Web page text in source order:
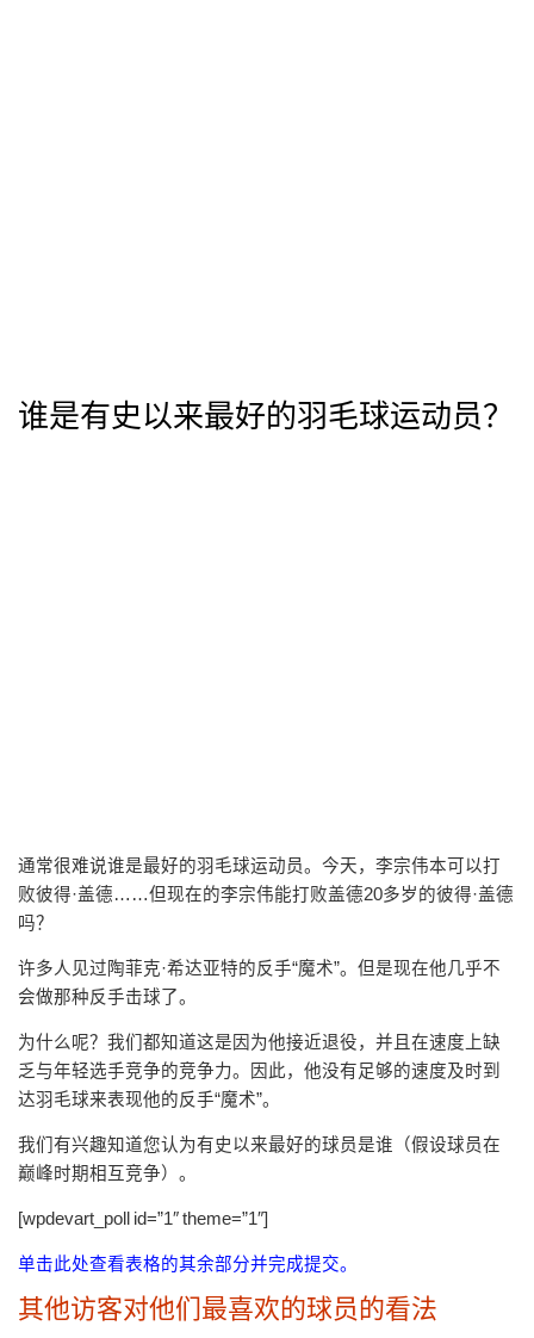
谁是有史以来最好的羽毛球运动员？
通常很难说谁是最好的羽毛球运动员。今天，李宗伟本可以打
败彼得·盖德……但现在的李宗伟能打败盖德20多岁的彼得·盖德
吗？
许多人见过陶菲克·希达亚特的反手“魔术”。但是现在他几乎不
会做那种反手击球了。
为什么呢？我们都知道这是因为他接近退役，并且在速度上缺
乏与年轻选手竞争的竞争力。因此，他没有足够的速度及时到
达羽毛球来表现他的反手“魔术”。
我们有兴趣知道您认为有史以来最好的球员是谁（假设球员在
巅峰时期相互竞争）。
[wpdevart_poll id=”1″ theme=”1″]
单击此处查看表格的其余部分并完成提交。
其他访客对他们最喜欢的球员的看法